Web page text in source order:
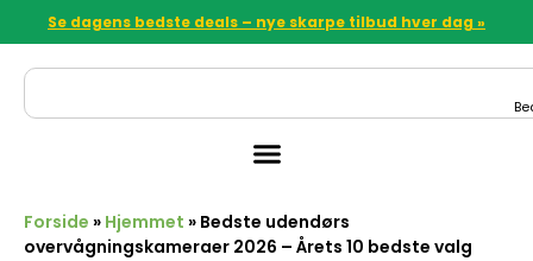
Se dagens bedste deals – nye skarpe tilbud hver dag »
Forside » Hjemmet » Bedste udendørs
overvågningskameraer 2026 – Årets 10 bedste valg